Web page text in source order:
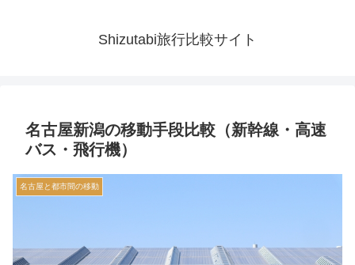
Shizutabi旅行比較サイト
名古屋新潟の移動手段比較（新幹線・高速
バス・飛行機）
名古屋と都市間の移動